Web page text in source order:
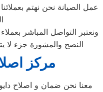
عمل الصيانة نحن نهتم
ونعتبر التواصل المباشر
النصح والمشورة جزء لا
مركز
معنا نحن ضمان و اصلاح